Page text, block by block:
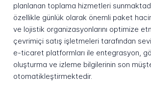
planlanan toplama hizmetleri
özellikle günlük olarak önemli paket
ve lojistik organizasyonlarını optimize
çevrimiçi satış işletmeleri tarafından
e-ticaret platformları ile entegrasyon,
oluşturma ve izleme bilgilerinin son
otomatikleştirmektedir.